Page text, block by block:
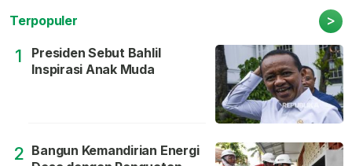
Terpopuler >
1
Presiden Sebut Bahlil
Inspirasi Anak Muda
2 Bangun Kemandirian Energi